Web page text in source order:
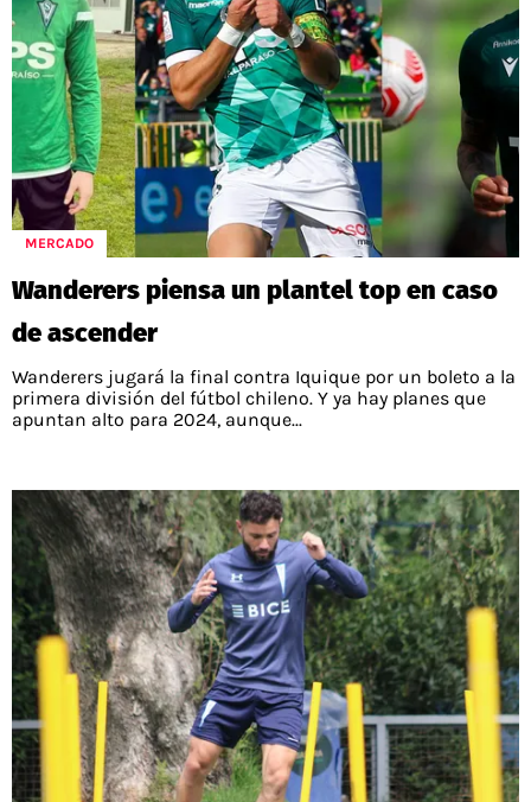
MERCADO
Wanderers piensa un plantel top en caso
de ascender
Wanderers jugará la final contra Iquique por un boleto a la
primera división del fútbol chileno. Y ya hay planes que
apuntan alto para 2024, aunque...